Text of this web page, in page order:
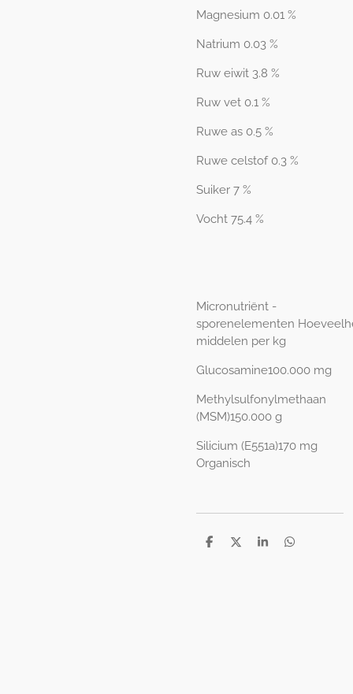
Magnesium 0.01 %
Natrium 0.03 %
Ruw eiwit 3.8 %
Ruw vet 0.1 %
Ruwe as 0.5 %
Ruwe celstof 0.3 %
Suiker 7 %
Vocht 75.4 %
Micronutriënt -
sporenelementen
middelen per kg
Glucosamine100.000 mg
Methylsulfonylmethaan
(MSM)150.000 g
Silicium (E551a)170 mg
Organisch
D
D
S
D